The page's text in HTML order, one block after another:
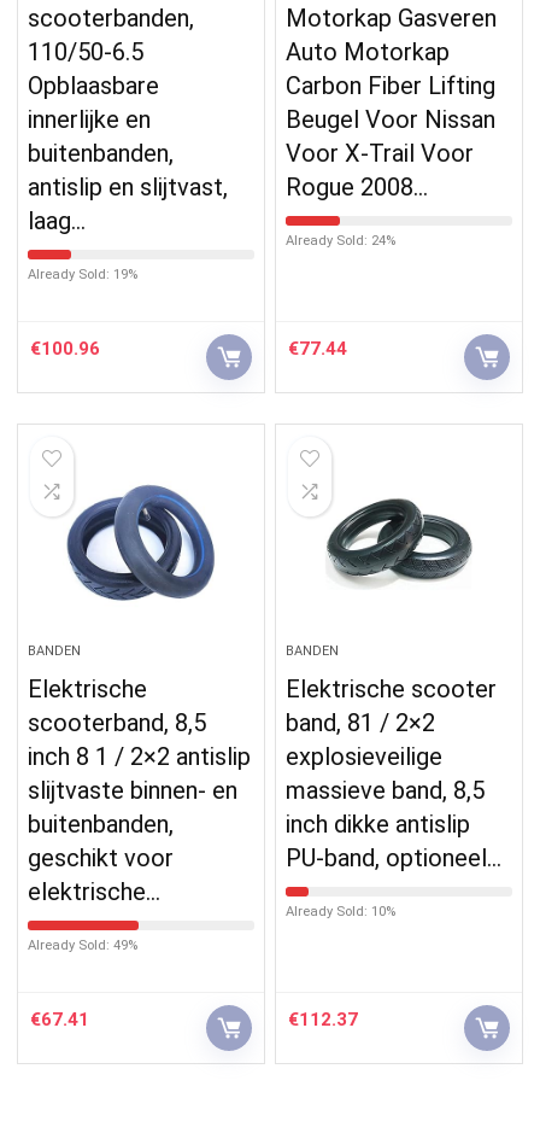
scooterbanden,
110/50-6.5
Opblaasbare
innerlijke en
buitenbanden,
antislip en slijtvast,
laag…
Already Sold: 19%
€100.96
Motorkap Gasveren
Auto Motorkap
Carbon Fiber Lifting
Beugel Voor Nissan
Voor X-Trail Voor
Rogue 2008…
Already Sold: 24%
€77.44
BANDEN
Elektrische
scooterband, 8,5
inch 8 1 / 2×2 antislip
slijtvaste binnen- en
buitenbanden,
geschikt voor
elektrische…
Already Sold: 49%
€67.41
BANDEN
Elektrische scooter
band, 81 / 2×2
explosieveilige
massieve band, 8,5
inch dikke antislip
PU-band, optioneel…
Already Sold: 10%
€112.37